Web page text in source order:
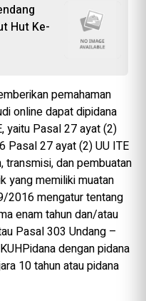
Hut Ke-
pemahaman
online dapat dipidana
yaitu Pasal 27 ayat (2)
Pasal 27 ayat (2) UU ITE
transmisi, dan pembuatan
yang memiliki muatan
2016 mengatur tentang
enam tahun dan/atau
Pasal 303 Undang –
dengan pidana
10 tahun atau pidana